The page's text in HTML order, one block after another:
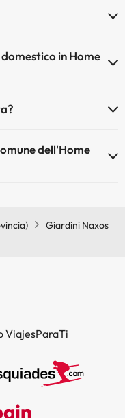
in Home
dell'Home
Giardini Naxos
ViajesParaTi